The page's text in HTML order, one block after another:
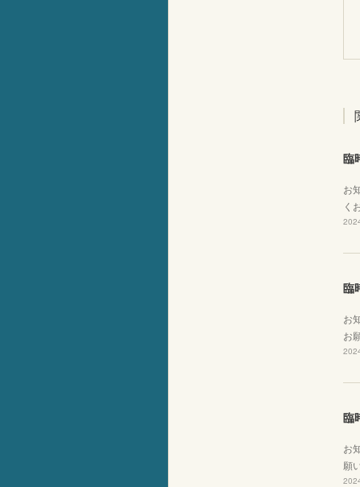
臨
お
く
臨
お
お
臨
お
願